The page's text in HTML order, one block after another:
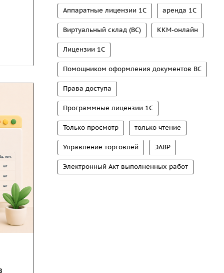
Аппаратные лицензии 1С аренда 1С
Виртуальный склад (ВС) ККМ-онлайн
Лицензии 1С
Помощником оформления документов ВС
Права доступа
Программные лицензии 1С
Только просмотр только чтение
Управление торговлей ЭАВР
Электронный Акт выполненных работ